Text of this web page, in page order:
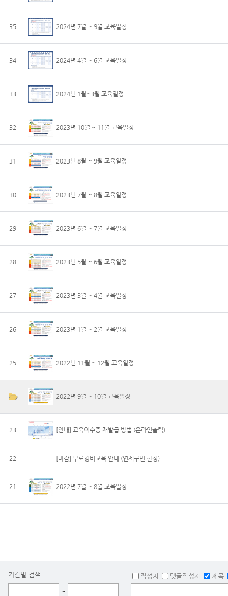
35 2024년 7월 ~ 9월 교육일정
34 2024년 4월 ~ 6월 교육일정
33 2024년 1월~3월 교육일정
32 2023년 10월 ~ 11월 교육일정
31 2023년 8월 ~ 9월 교육일정
30 2023년 7월 ~ 8월 교육일정
29 2023년 6월 ~ 7월 교육일정
28 2023년 5월 ~ 6월 교육일정
27 2023년 3월 ~ 4월 교육일정
26 2023년 1월 ~ 2월 교육일정
25 2022년 11월 ~ 12월 교육일정
2022년 9월 ~ 10월 교육일정
23 [안내] 교육이수증 재발급 방법 (온라인출력)
22 [마감] 무료경비교육 안내 (연제구민 한정)
21 2022년 7월 ~ 8월 교육일정
기간별 검색
~
작성자 댓글작성자 제목